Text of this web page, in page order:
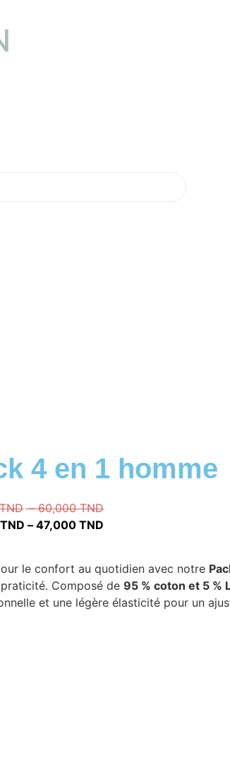
4 en 1 homme
TND–60,000TND
TND –47,000TND
le confort au quotidien avec notre
Composé de95 % coton et 5 %
et une légère élasticité pour un